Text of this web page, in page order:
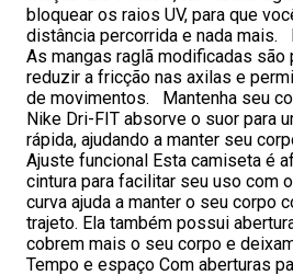
bloquear os raios UV, para que
distância percorrida e nada mais.
As mangas raglã modificadas são
reduzir a fricção nas axilas e
de movimentos. Mantenha seu
Nike Dri-FIT absorve o suor para
rápida, ajudando a manter seu
Ajuste funcional Esta camiseta é
cintura para facilitar seu uso com
curva ajuda a manter o seu corpo
trajeto. Ela também possui
cobrem mais o seu corpo e
Tempo e espaço Com aberturas